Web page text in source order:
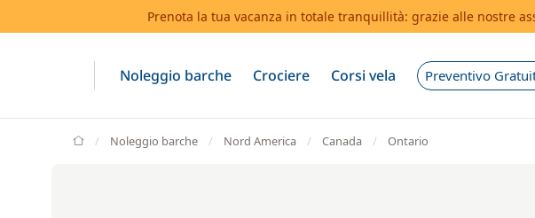
Prenota la tua vacanza in totale tranquillità: grazie alle nostre
Noleggio barche Crociere Corsi vela
GlobeSailor
Noleggio barche Nord America Canada Ontario